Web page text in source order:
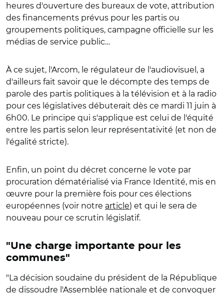
heures d'ouverture des bureaux de vote, attribution
des financements prévus pour les partis ou
groupements politiques, campagne officielle sur les
médias de service public…
À ce sujet, l'Arcom, le régulateur de l'audiovisuel, a
d'ailleurs fait savoir que le décompte des temps de
parole des partis politiques à la télévision et à la radio
pour ces législatives débuterait dès ce mardi 11 juin à
6h00. Le principe qui s'applique est celui de l'équité
entre les partis selon leur représentativité (et non de
l'égalité stricte).
Enfin, un point du décret concerne le vote par
procuration dématérialisé via France Identité, mis en
œuvre pour la première fois pour ces élections
européennes (voir notre article) et qui le sera de
nouveau pour ce scrutin législatif.
"Une charge importante pour les
communes"
"La décision soudaine du président de la République
de dissoudre l'Assemblée nationale et de convoquer